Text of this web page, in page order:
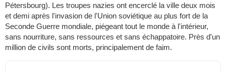
Pétersbourg). Les troupes nazies ont encerclé la ville deux mois
et demi après l'invasion de l'Union soviétique au plus fort de la
Seconde Guerre mondiale, piégeant tout le monde à l'intérieur,
sans nourriture, sans ressources et sans échappatoire. Près d'un
million de civils sont morts, principalement de faim.